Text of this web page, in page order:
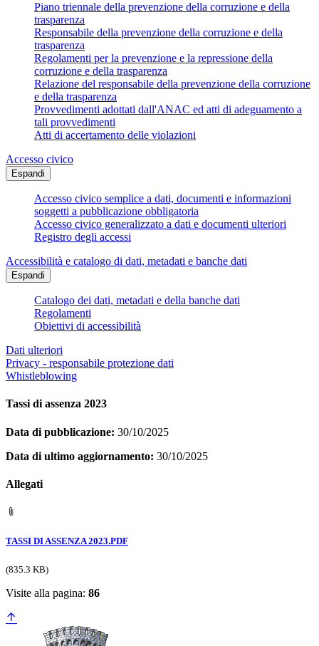
Piano triennale della prevenzione della corruzione e della
trasparenza
Responsabile della prevenzione della corruzione e della
trasparenza
Regolamenti per la prevenzione e la repressione della
corruzione e della trasparenza
Relazione del responsabile della prevenzione della corruzione
e della trasparenza
Provvedimenti adottati dall'ANAC ed atti di adeguamento a
tali provvedimenti
Atti di accertamento delle violazioni
Accesso civico
Espandi
Accesso civico semplice a dati, documenti e informazioni
soggetti a pubblicazione obbligatoria
Accesso civico generalizzato a dati e documenti ulteriori
Registro degli accessi
Accessibilità e catalogo di dati, metadati e banche dati
Espandi
Catalogo dei dati, metadati e della banche dati
Regolamenti
Obiettivi di accessibilità
Dati ulteriori
Privacy - responsabile protezione dati
Whistleblowing
Tassi di assenza 2023
Data di pubblicazione: 30/10/2025
Data di ultimo aggiornamento: 30/10/2025
Allegati
TASSI DI ASSENZA 2023.PDF
(835.3 KB)
Visite alla pagina: 86